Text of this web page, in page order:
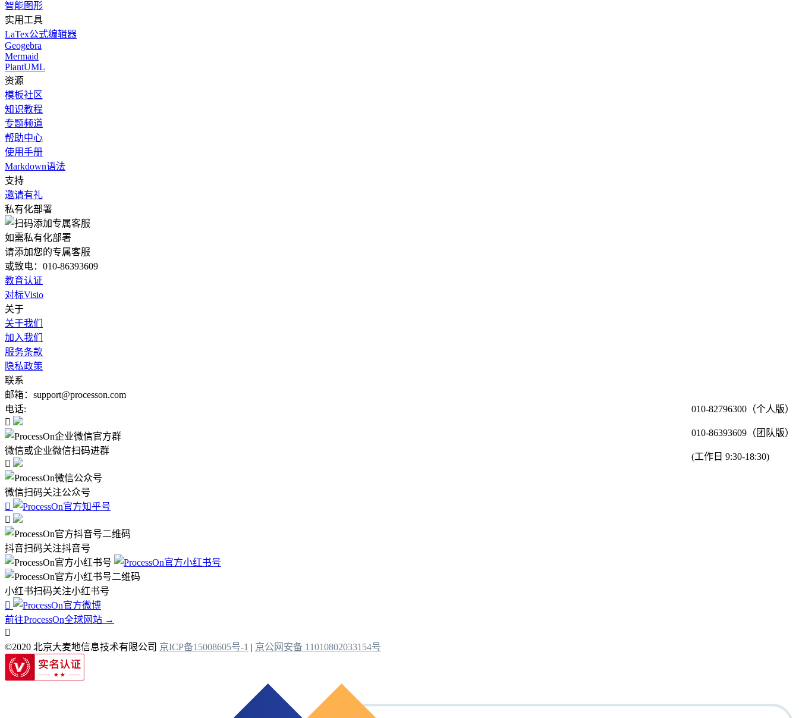
智能图形
实用工具
LaTex公式编辑器
Geogebra
Mermaid
PlantUML
资源
模板社区
知识教程
专题频道
帮助中心
使用手册
Markdown语法
支持
邀请有礼
私有化部署
如需私有化部署
请添加您的专属客服
或致电：010-86393609
教育认证
对标Visio
关于
关于我们
加入我们
服务条款
隐私政策
联系
邮箱：support@processon.com
电话:
010-82796300（个人版）
010-86393609（团队版）
(工作日 9:30-18:30)

微信或企业微信扫码进群

微信扫码关注公众号


抖音扫码关注抖音号
小红书扫码关注小红书号

前往ProcessOn全球网站 →

©2020 北京大麦地信息技术有限公司 京ICP备15008605号-1 | 京公网安备 11010802033154号